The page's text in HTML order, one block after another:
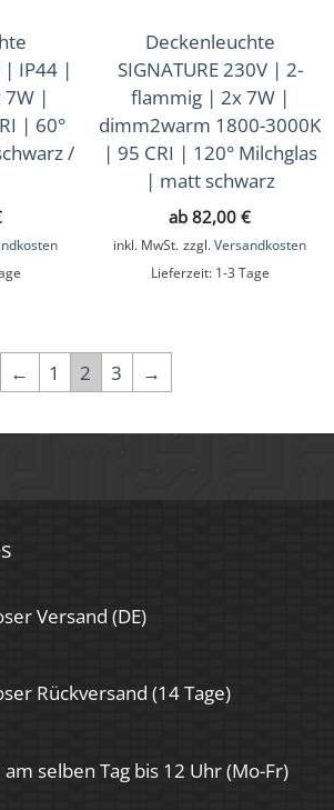
| IP44 |
|
| 60°
/
Deckenleuchte
SIGNATURE 230V | 2-
flammig | 2x 7W |
dimm2warm 1800-3000K
| 95 CRI | 120° Milchglas
| matt schwarz
ab 82,00 €
inkl. MwSt. zzgl. Versandkosten
Lieferzeit: 1-3 Tage
← 1 2 3 →
Versand (DE)
Rückversand (14 Tage)
selben Tag bis 12 Uhr (Mo-Fr)